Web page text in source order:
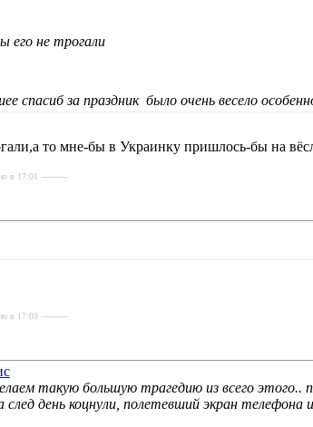
его не трогали
спасиб за праздник было очень весело
то мне-бы в Украинку пришлось-бы на
в 17:01 ----------
в 17:03 ----------
такую большую трагедию из всего
день коцнули, полетевший экран телефона